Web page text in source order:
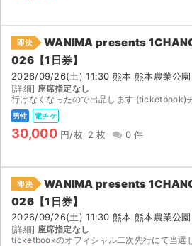
即決
WANIMA presents
026【1日券】
2026/09/26(土) 11:30 熊本 熊本農業公園
[詳細] 座席指定なし
行けなくなったので出品します (ticketbook)チケット画面
男性 電チケ
30,000 円/枚 2 枚 0 件
即決
WANIMA presents
026【1日券】
2026/09/26(土) 11:30 熊本 熊本農業公園
[詳細] 座席指定なし
ticketbookのオフィシャル二次先行にて当選しました 子チケのみのお譲り 電子チケットが分配可能になりましたらURLを